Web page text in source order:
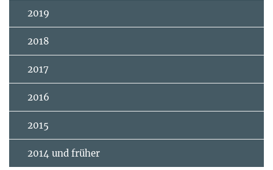
2019
2018
2017
2016
2015
2014 und früher